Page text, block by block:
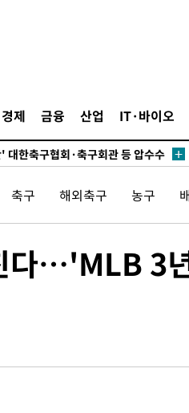
경제 금융 산업 IT·바이오
항로 합의" 이란 외무부 대변인
맹공…"공산주의가 최대 위협"
반대 안해…안정 전력 위해 불가피"
조 과잉생산 결과 발표 8월 중 예
시장에 백승주·윤난실
식 '초열대야' 30도 넘어
내린 6478.75 개장
달 연속 사상 최대
상 기대속 뉴욕증시 혼조 마감 다
항로 합의" 이란 외무부 대변인
축구 해외축구 농구
다…'MLB 3